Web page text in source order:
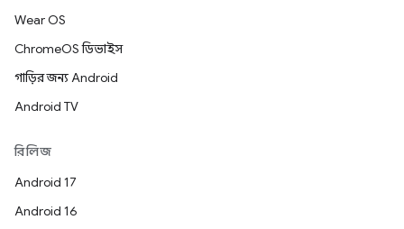
Wear OS
ChromeOS ডিভাইস
গাড়ির জন্য Android
Android TV
রিলিজ
Android 17
Android 16